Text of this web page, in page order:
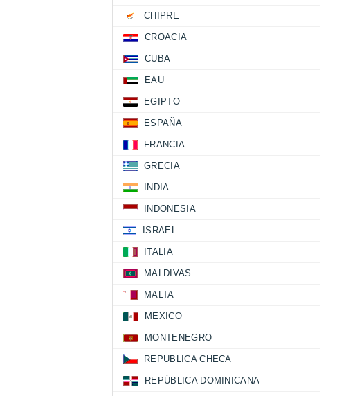
CHIPRE
CROACIA
CUBA
EAU
EGIPTO
ESPAÑA
FRANCIA
GRECIA
INDIA
INDONESIA
ISRAEL
ITALIA
MALDIVAS
MALTA
MEXICO
MONTENEGRO
REPUBLICA CHECA
REPÚBLICA DOMINICANA